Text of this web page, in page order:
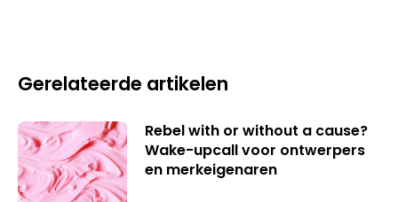
Gerelateerde artikelen
Rebel with or without a cause?
Wake-upcall voor ontwerpers
en merkeigenaren